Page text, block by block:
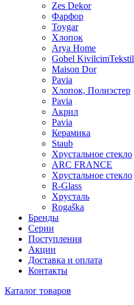
Zes Dekor
Фарфор
Toygar
Хлопок
Arya Home
Gobel KivilcimTekstil
Maison Dor
Pavia
Хлопок, Полиэстер
Pavia
Акрил
Pavia
Керамика
Staub
Хрустальное стекло
ARC FRANCE
Хрустальное стекло
R-Glass
Хрусталь
Rogaška
Бренды
Серии
Поступления
Акции
Доставка и оплата
Контакты
Каталог товаров